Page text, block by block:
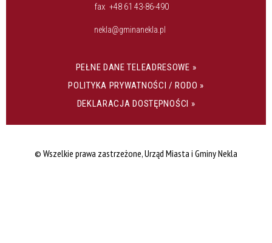
fax +48 61 43-86-490
nekla@gminanekla.pl
PEŁNE DANE TELEADRESOWE »
POLITYKA PRYWATNOŚCI / RODO »
DEKLARACJA DOSTĘPNOŚCI »
© Wszelkie prawa zastrzeżone, Urząd Miasta i Gminy Nekla